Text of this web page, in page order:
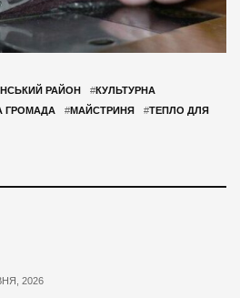
РАЙОН #КУЛЬТУРНА
ГРОМАДА #МАЙСТРИНЯ #ТЕПЛО ДЛЯ
2026